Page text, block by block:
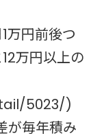
万円前後つ
万円以上の
5023/)
が毎年積み